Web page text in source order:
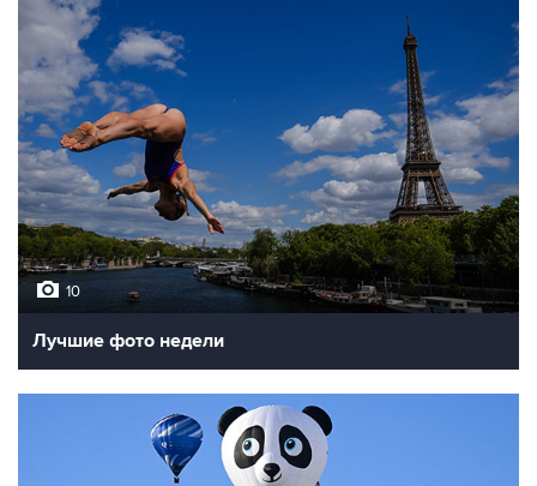
10
Лучшие фото недели